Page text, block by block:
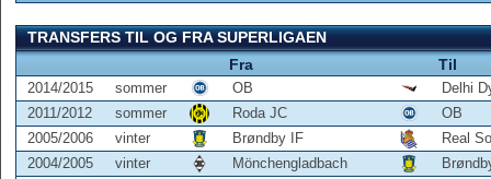
TRANSFERS TIL OG FRA SUPERLIGAEN
Fra
Til
2014/2015 sommer OB
Delhi
2011/2012
sommer Roda JC
OB
2005/2006
vinter Brøndby IF
Real
2004/2005
vinter Mönchengladbach